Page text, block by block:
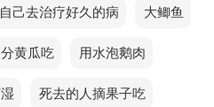
，意味着梦者会提出难以
己去治疗好久的病梦见大鲫鱼
黄瓜吃梦见用水泡鹅肉
梦见死去的人摘果子吃